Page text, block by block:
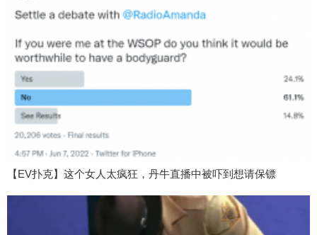
【EV扑克】这个女人太疯狂，丹牛直播中被吓到想请保镖